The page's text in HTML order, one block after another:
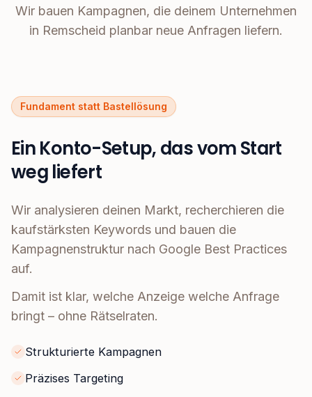
Wir bauen Kampagnen, die deinem Unternehmen
in Remscheid planbar neue Anfragen liefern.
Fundament statt Bastellösung
Ein Konto-Setup, das vom Start
weg liefert
Wir analysieren deinen Markt, recherchieren die
kaufstärksten Keywords und bauen die
Kampagnenstruktur nach Google Best Practices
auf.
Damit ist klar, welche Anzeige welche Anfrage
bringt – ohne Rätselraten.
Strukturierte Kampagnen
Präzises Targeting